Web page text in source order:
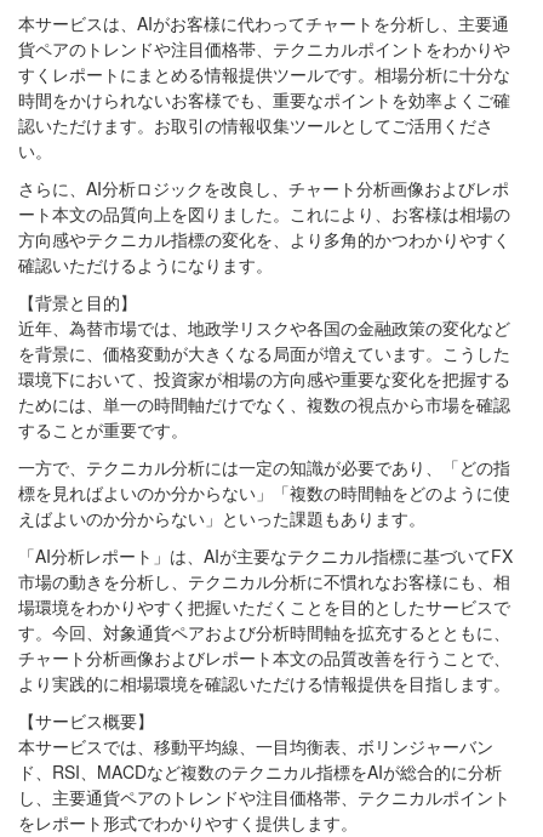
本サービスは、AIがお客様に代わってチャートを分析し、主要通
貨ペアのトレンドや注目価格帯、テクニカルポイントをわかりや
すくレポートにまとめる情報提供ツールです。相場分析に十分な
時間をかけられないお客様でも、重要なポイントを効率よくご確
認いただけます。お取引の情報収集ツールとしてご活用くださ
い。
さらに、AI分析ロジックを改良し、チャート分析画像およびレポ
ート本文の品質向上を図りました。これにより、お客様は相場の
方向感やテクニカル指標の変化を、より多角的かつわかりやすく
確認いただけるようになります。
【背景と目的】
近年、為替市場では、地政学リスクや各国の金融政策の変化など
を背景に、価格変動が大きくなる局面が増えています。こうした
環境下において、投資家が相場の方向感や重要な変化を把握する
ためには、単一の時間軸だけでなく、複数の視点から市場を確認
することが重要です。
一方で、テクニカル分析には一定の知識が必要であり、「どの指
標を見ればよいのか分からない」「複数の時間軸をどのように使
えばよいのか分からない」といった課題もあります。
「AI分析レポート」は、AIが主要なテクニカル指標に基づいてFX
市場の動きを分析し、テクニカル分析に不慣れなお客様にも、相
場環境をわかりやすく把握いただくことを目的としたサービスで
す。今回、対象通貨ペアおよび分析時間軸を拡充するとともに、
チャート分析画像およびレポート本文の品質改善を行うことで、
より実践的に相場環境を確認いただける情報提供を目指します。
【サービス概要】
本サービスでは、移動平均線、一目均衡表、ボリンジャーバン
ド、RSI、MACDなど複数のテクニカル指標をAIが総合的に分析
し、主要通貨ペアのトレンドや注目価格帯、テクニカルポイント
をレポート形式でわかりやすく提供します。